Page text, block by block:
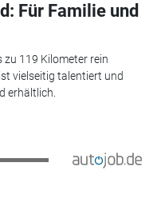
Für Familie und
zu 119 Kilometer rein
vielseitig talentiert und
erhältlich.